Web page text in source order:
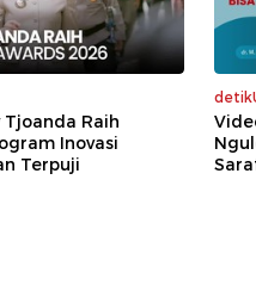
Tjoanda Raih
Inovasi
Terpuji